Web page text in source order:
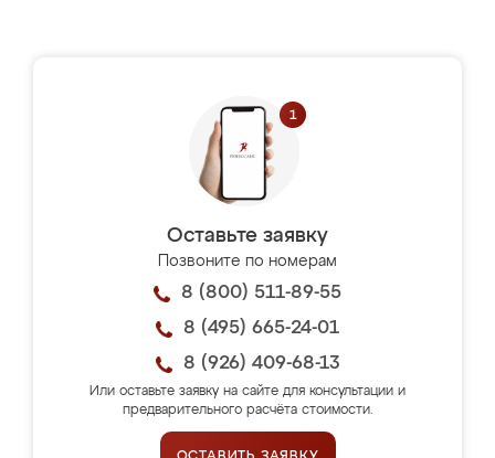
Оставьте заявку
Позвоните по номерам
8 (800) 511-89-55
8 (495) 665-24-01
8 (926) 409-68-13
Или оставьте заявку на сайте для консультации и
предварительного расчёта стоимости.